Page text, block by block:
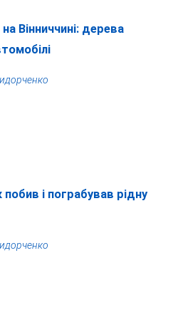
Вінниччині: дерева
і пограбував рідну